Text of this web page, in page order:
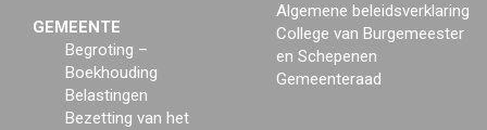
GEMEENTE
Begroting –
Boekhouding
Belastingen
Bezetting van het
Algemene beleidsverklaring
College van Burgemeester
en Schepenen
Gemeenteraad